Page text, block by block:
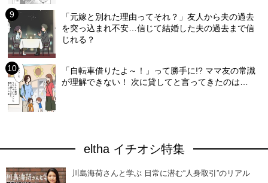
「元嫁と別れた理由ってそれ？」友人から夫の過去
を突っ込まれ不安…信じて結婚した夫の過去まで信
じれる？
「自転車借りたよ～！」って勝手に!? ママ友の常識
が理解できない！ 次に貸してと言ってきたのは…
eltha イチオシ特集
川島海荷さんと学ぶ 日常に潜む“人身取引”のリアル